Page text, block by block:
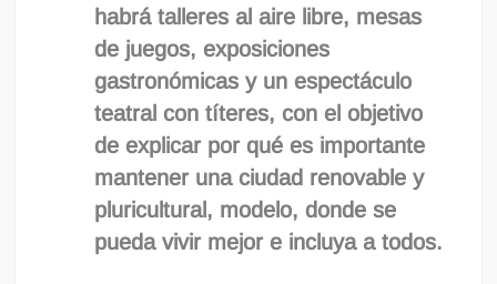
habrá talleres al aire libre, mesas
de juegos, exposiciones
gastronómicas y un espectáculo
teatral con títeres, con el objetivo
de explicar por qué es importante
mantener una ciudad renovable y
pluricultural, modelo, donde se
pueda vivir mejor e incluya a todos.